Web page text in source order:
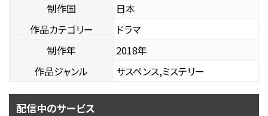
制作国
日本
作品カテゴリー
ドラマ
制作年
2018年
作品ジャンル
サスペンス,ミステリー
配信中のサービス